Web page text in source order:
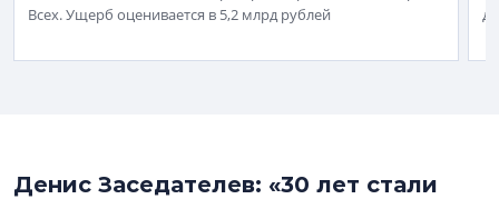
Всех. Ущерб оценивается в 5,2 млрд рублей
Денис Заседателев: «30 лет стали